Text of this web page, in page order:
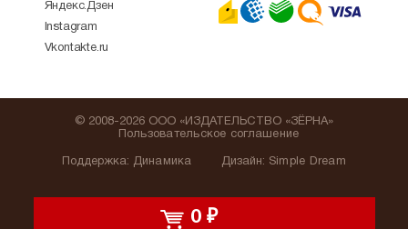
0 ₽
Яндекс.Дзен
Instagram
Vkontakte.ru
Поддержка: Динамика
© 2008-2026 ООО «ИЗДАТЕЛЬСТВО «ЗЁРНА»
Пользовательское соглашение
Дизайн: Simple Dream